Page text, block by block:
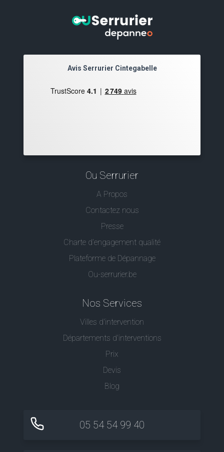
Avis Serrurier Cintegabelle
Ou Serrurier
A Propos
Contactez nous
Presse
Charte d’engagement qualité
Plateforme de Dépannage
Ou-serrurier.be
Nos Services
Villes d'intervention
Départements d'interventions
Prix
Devis
Blog
05 54 54 99 40